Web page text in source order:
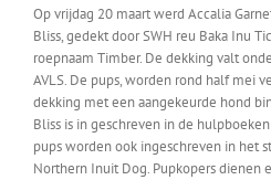
Op vrijdag 20 maart werd Accalia
Bliss, gedekt door SWH reu Baka Inu
roepnaam Timber. De dekking valt
AVLS. De pups, worden rond half mei
dekking met een aangekeurde hond
Bliss is in geschreven in de
pups worden ook ingeschreven in het
Northern Inuit Dog. Pupkopers dienen